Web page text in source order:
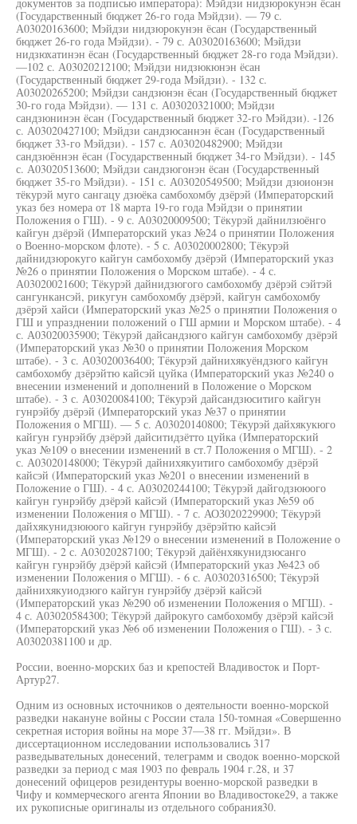
(Государственный бюджет 26-го года Мэйдзи). — 79 с.
А03020163600; Мэйдзи нидзюрокунэн ёсан (Государственный
бюджет 26-го года Мэйдзи). - 79 с. А03020163600; Мэйдзи
нидзюхатинэн ёсан (Государственный бюджет 28-го года Мэйдзи).
—102 с. А03020212100; Мэйдзи нидзюкюнэн ёсан
(Государственный бюджет 29-года Мэйдзи). - 132 с.
А03020265200; Мэйдзи сандзюнэн ёсан (Государственный бюджет
30-го года Мэйдзи). — 131 с. А03020321000; Мэйдзи
сандзюнинэн ёсан (Государственный бюджет 32-го Мэйдзи). -126
с. А03020427100; Мэйдзи сандзюсаннэн ёсан (Государственный
бюджет 33-го Мэйдзи). - 157 с. А03020482900; Мэйдзи
сандзюённэн ёсан (Государственный бюджет 34-го Мэйдзи). - 145
с. А03020513600; Мэйдзи сандзюгонэн ёсан (Государственный
бюджет 35-го Мэйдзи). - 151 с. А03020549500; Мэйдзи дзюионэн
тёкурэй муго сангацу дзюёка самбохомбу дзёрэй (Императорский
указ без номера от 18 марта 19-го года Мэйдзи о принятии
Положения о ГШ). - 9 с. А03020009500; Тёкурэй дайнилзюёнго
кайгун дзёрэй (Императорский указ №24 о принятии Положения
о Военно-морском флоте). - 5 с. А03020002800; Тёкурэй
дайнидзюрокуго кайгун самбохомбу дзёрэй (Императорский указ
№26 о принятии Положения о Морском штабе). - 4 с.
А03020021600; Тёкурэй дайнидзюгого самбохомбу дзёрэй сэйтэй
сангункансэй, рикугун самбохомбу дзёрэй, кайгун самбохомбу
дзёрэй хайси (Императорский указ №25 о принятии Положения о
ГШ и упразднении положений о ГШ армии и Морском штабе). - 4
с. А03020035900; Тёкурэй дайсандзюго кайгун самбохомбу дзёрэй
(Императорский указ №30 о принятии Положения Морском
штабе). - 3 с. А03020036400; Тёкурэй дайнихякуёндзюго кайгун
самбохомбу дзёрэйтю кайсэй цуйка (Императорский указ №240 о
внесении изменений и дополнений в Положение о Морском
штабе). - 3 с. А03020084100; Тёкурэй дайсандзюситиго кайгун
гунрэйбу дзёрэй (Императорский указ №37 о принятии
Положения о МГШ). — 5 с. А03020140800; Тёкурэй дайхякукюго
кайгун гунрэйбу дзёрэй дайситидзётто цуйка (Императорский
указ №109 о внесении изменений в ст.7 Положения о МГШ). - 2
с. А03020148000; Тёкурэй дайнихякуитиго самбохомбу дзёрэй
кайсэй (Императорский указ №201 о внесении изменений в
Положение о ГШ). - 4 с. А03020244100; Тёкурэй дайгодзююого
кайгун гунрэйбу дзёрэй кайсэй (Императорский указ №59 об
изменении Положения о МГШ). - 7 с. АОЗ020229900; Тёкурэй
дайхякунидзююого кайгун гунрэйбу дзёрэйтю кайсэй
(Императорский указ №129 о внесении изменений в Положение о
МГШ). - 2 с. А03020287100; Тёкурэй дайёнхякунидзюсанго
кайгун гунрэйбу дзёрэй кайсэй (Императорский указ №423 об
изменении Положения о МГШ). - 6 с. А03020316500; Тёкурэй
дайнихякуиодзюго кайгун гунрэйбу дзёрэй кайсэй
(Императорский указ №290 об изменении Положения о МГШ). -
4 с. А03020584300; Тёкурэй дайрокуго самбохомбу дзёрэй кайсэй
(Императорский указ №6 об изменении Положения о ГШ). - 3 с.
А03020381100 и др.
России, военно-морских баз и крепостей Владивосток и Порт-
Артур27.
Одним из основных источников о деятельности военно-морской
разведки накануне войны с России стала 150-томная «Совершенно
секретная история войны на море 37—38 гг. Мэйдзи». В
диссертационном исследовании использовались 317
разведывательных донесений, телеграмм и сводок военно-морской
разведки за период с мая 1903 по февраль 1904 г.28, и 37
донесений офицеров резидентуры военно-морской разведки в
Чифу и коммерческого агента Японии во Владивостоке29, а также
их рукописные оригиналы из отдельного собрания30.